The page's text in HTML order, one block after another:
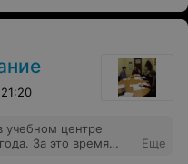
учебном центре
За это время
Еще